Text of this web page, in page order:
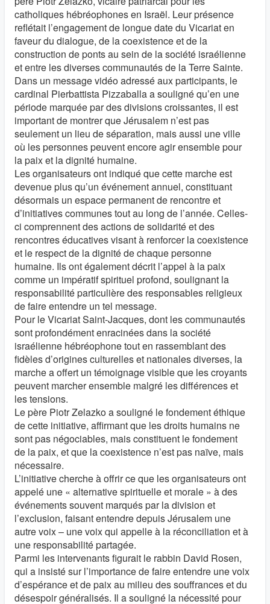
catholiques hébréophones en Israël. Leur présence
reflétait l’engagement de longue date du Vicariat en
faveur du dialogue, de la coexistence et de la
construction de ponts au sein de la société israélienne
et entre les diverses communautés de la Terre Sainte.
Dans un message vidéo adressé aux participants, le
cardinal Pierbattista Pizzaballa a souligné qu’en une
période marquée par des divisions croissantes, il est
important de montrer que Jérusalem n’est pas
seulement un lieu de séparation, mais aussi une ville
où les personnes peuvent encore agir ensemble pour
la paix et la dignité humaine.
Les organisateurs ont indiqué que cette marche est
devenue plus qu’un événement annuel, constituant
désormais un espace permanent de rencontre et
d’initiatives communes tout au long de l’année. Celles-
ci comprennent des actions de solidarité et des
rencontres éducatives visant à renforcer la coexistence
et le respect de la dignité de chaque personne
humaine. Ils ont également décrit l’appel à la paix
comme un impératif spirituel profond, soulignant la
responsabilité particulière des responsables religieux
de faire entendre un tel message.
Pour le Vicariat Saint-Jacques, dont les communautés
sont profondément enracinées dans la société
israélienne hébréophone tout en rassemblant des
fidèles d’origines culturelles et nationales diverses, la
marche a offert un témoignage visible que les croyants
peuvent marcher ensemble malgré les différences et
les tensions.
Le père Piotr Zelazko a souligné le fondement éthique
de cette initiative, affirmant que les droits humains ne
sont pas négociables, mais constituent le fondement
de la paix, et que la coexistence n’est pas naïve, mais
nécessaire.
L’initiative cherche à offrir ce que les organisateurs ont
appelé une « alternative spirituelle et morale » à des
événements souvent marqués par la division et
l’exclusion, faisant entendre depuis Jérusalem une
autre voix – une voix qui appelle à la réconciliation et à
une responsabilité partagée.
Parmi les intervenants figurait le rabbin David Rosen,
qui a insisté sur l’importance de faire entendre une voix
d’espérance et de paix au milieu des souffrances et du
désespoir généralisés. Il a souligné la nécessité pour